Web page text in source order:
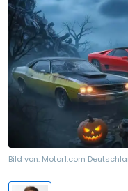
Bild von: Motor1.com